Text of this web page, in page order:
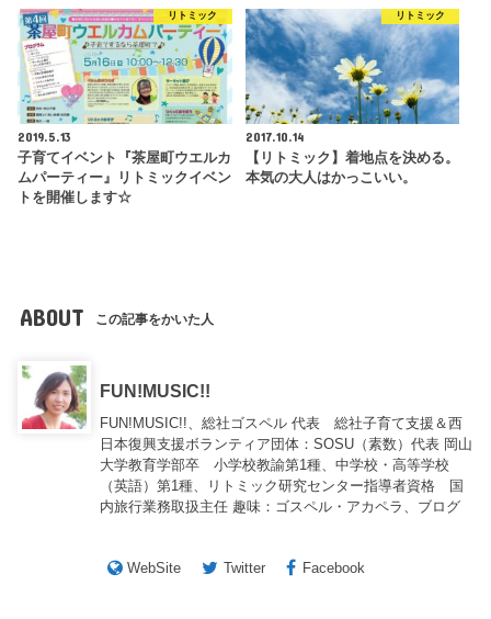
リトミック
2019.5.13
子育てイベント『茶屋町ウエルカ
ムパーティー』リトミックイベン
トを開催します☆
リトミック
2017.10.14
【リトミック】着地点を決める。
本気の大人はかっこいい。
ABOUT この記事をかいた人
FUN!MUSIC!!
FUN!MUSIC!!、総社ゴスペル 代表 総社子育て支援＆西
日本復興支援ボランティア団体：SOSU（素数）代表 岡山
大学教育学部卒 小学校教諭第1種、中学校・高等学校
（英語）第1種、リトミック研究センター指導者資格 国
内旅行業務取扱主任 趣味：ゴスペル・アカペラ、ブログ
WebSite Twitter Facebook